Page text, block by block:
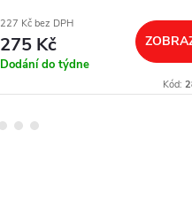
227 Kč bez DPH
275 Kč
Dodání do týdne
Kód: